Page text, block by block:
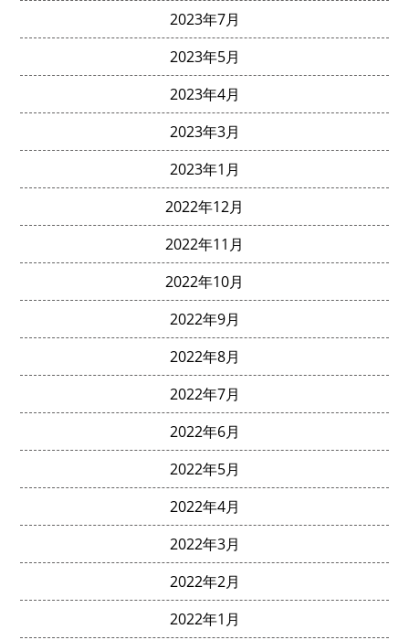
2023年7月
2023年5月
2023年4月
2023年3月
2023年1月
2022年12月
2022年11月
2022年10月
2022年9月
2022年8月
2022年7月
2022年6月
2022年5月
2022年4月
2022年3月
2022年2月
2022年1月